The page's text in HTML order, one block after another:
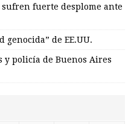
sufren fuerte desplome ante
de EE.UU.
y policía de Buenos Aires